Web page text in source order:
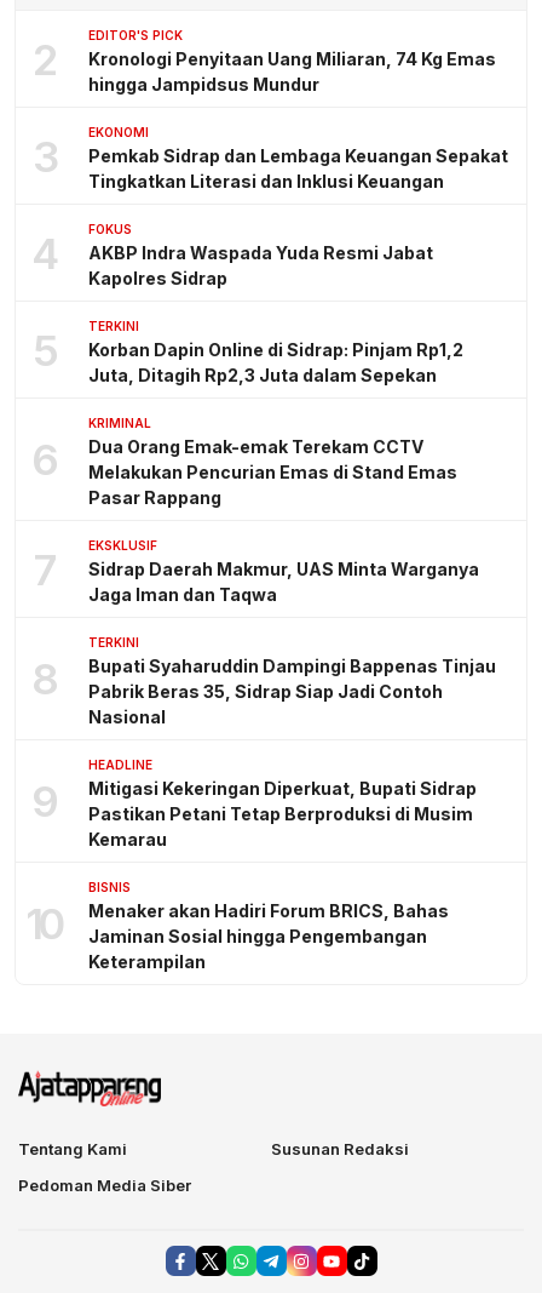
2 EDITOR'S PICK
Kronologi Penyitaan Uang Miliaran, 74 Kg Emas
hingga Jampidsus Mundur
3 EKONOMI
Pemkab Sidrap dan Lembaga Keuangan Sepakat
Tingkatkan Literasi dan Inklusi Keuangan
4 FOKUS
AKBP Indra Waspada Yuda Resmi Jabat
Kapolres Sidrap
5 TERKINI
Korban Dapin Online di Sidrap: Pinjam Rp1,2
Juta, Ditagih Rp2,3 Juta dalam Sepekan
6
KRIMINAL
Dua Orang Emak-emak Terekam CCTV
Melakukan Pencurian Emas di Stand Emas
Pasar Rappang
7 EKSKLUSIF
Sidrap Daerah Makmur, UAS Minta Warganya
Jaga Iman dan Taqwa
8
TERKINI
Bupati Syaharuddin Dampingi Bappenas Tinjau
Pabrik Beras 35, Sidrap Siap Jadi Contoh
Nasional
9
HEADLINE
Mitigasi Kekeringan Diperkuat, Bupati Sidrap
Pastikan Petani Tetap Berproduksi di Musim
Kemarau
10
BISNIS
Menaker akan Hadiri Forum BRICS, Bahas
Jaminan Sosial hingga Pengembangan
Keterampilan
Tentang Kami
Susunan Redaksi
Pedoman Media Siber